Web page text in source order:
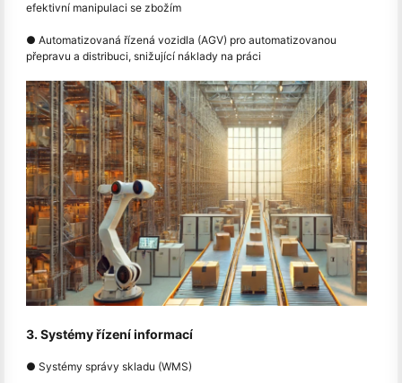
efektivní manipulaci se zbožím
● Automatizovaná řízená vozidla (AGV) pro automatizovanou
přepravu a distribuci, snižující náklady na práci
3. Systémy řízení informací
● Systémy správy skladu (WMS)